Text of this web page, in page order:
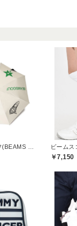
￥7,150